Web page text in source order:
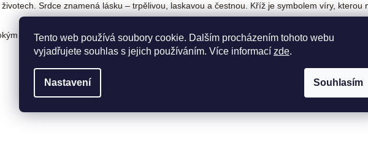
Tento web používá soubory cookie. Dalším procházením tohoto webu
vyjadřujete souhlas s jejich používáním. Více informací zde.
Nastavení Souhlasím
Srdce znamená lásku – trpělivou, laskavou a čestnou. Kříž je symbolem víry,
poselstvím.